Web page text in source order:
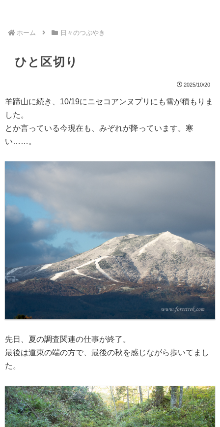
ホーム 日々のつぶやき
ひと区切り
2025/10/20
羊蹄山に続き、10/19にニセコアンヌプリにも雪が積もりま
した。
とか言っている今現在も、みぞれが降っています。寒
い……。
先日、夏の調査関連の仕事が終了。
最後は道東の端の方で、最後の秋を感じながら歩いてまし
た。